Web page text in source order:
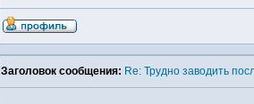
Заголовок сообщения: Re: Трудно заводить